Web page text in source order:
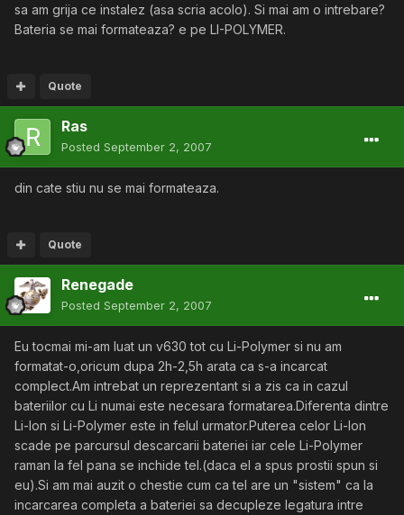
sa am grija ce instalez (asa scria acolo). Si mai am o intrebare?
Bateria se mai formateaza? e pe LI-POLYMER.
Quote
Ras
Posted September 2, 2007
din cate stiu nu se mai formateaza.
Quote
Renegade
Posted September 2, 2007
Eu tocmai mi-am luat un v630 tot cu Li-Polymer si nu am
formatat-o,oricum dupa 2h-2,5h arata ca s-a incarcat
complect.Am intrebat un reprezentant si a zis ca in cazul
bateriilor cu Li numai este necesara formatarea.Diferenta dintre
Li-Ion si Li-Polymer este in felul urmator.Puterea celor Li-Ion
scade pe parcursul descarcarii bateriei iar cele Li-Polymer
raman la fel pana se inchide tel.(daca el a spus prostii spun si
eu).Si am mai auzit o chestie cum ca tel are un "sistem" ca la
incarcarea completa a bateriei sa decupleze legatura intre